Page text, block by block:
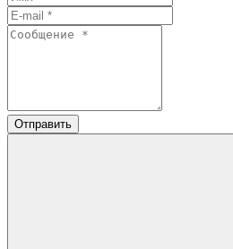
Отправить